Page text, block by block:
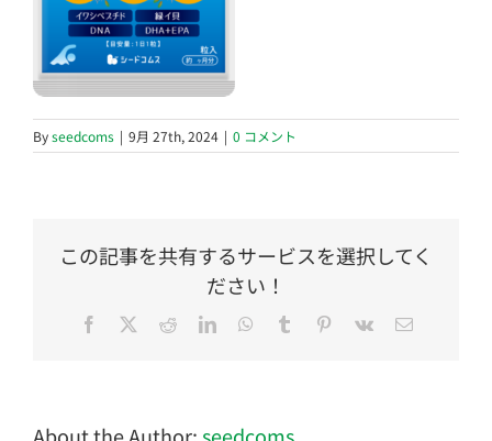
Byseedcoms | 9月 27th, 2024 | 0 コメント
この記事を共有するサービスを選択してく
ださい！
Facebook
TwitterRedditLinkedInWhatsApp
Tumblr Pinterest
Vk
電